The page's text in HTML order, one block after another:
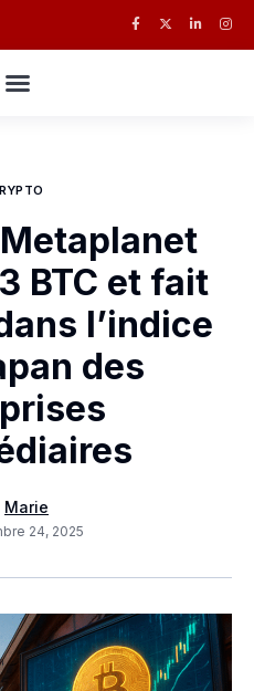
BTC et fait
l’indice
des
Marie
24, 2025